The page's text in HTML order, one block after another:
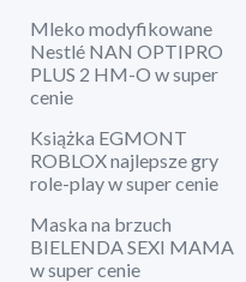
Mleko modyfikowane
Nestlé NAN OPTIPRO
PLUS 2 HM-O w super
cenie
Książka EGMONT
ROBLOX najlepsze gry
role-play w super cenie
Maska na brzuch
BIELENDA SEXI MAMA
w super cenie